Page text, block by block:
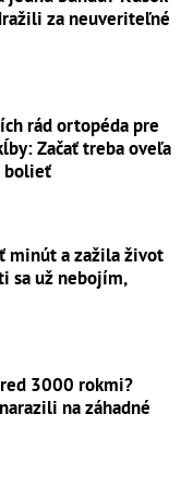
za neuveriteľné
rád ortopéda pre
Začať treba oveľa
bolieť
minút a zažila život
sa už nebojím,
3000 rokmi?
na záhadné